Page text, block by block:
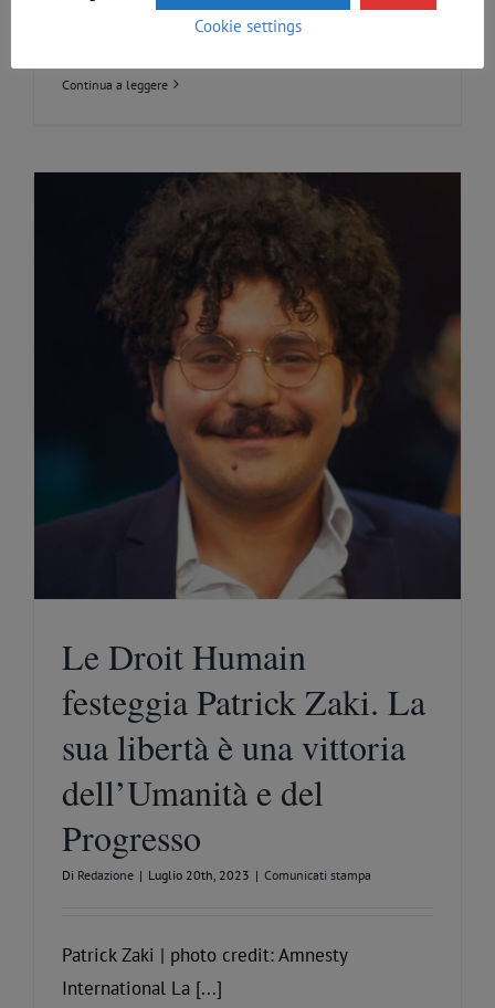
Continua a leggere
Le Droit Humain
festeggia Patrick Zaki. La
sua libertà è una vittoria
dell’Umanità e del
Progresso
Di Redazione | Luglio 20th, 2023 | Comunicati stampa
Patrick Zaki | photo credit: Amnesty
International La [...]
Cookie settings